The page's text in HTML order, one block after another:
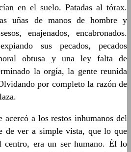
en el suelo. Patadas al tórax.
uñas de manos de hombre y
enajenados, encabronados.
sus pecados, pecados
obtusa y una ley falta de
la orgía, la gente reunida
por completo la razón de
acercó a los restos inhumanos del
de ver a simple vista, que lo que
centro, era un ser humano. Él lo